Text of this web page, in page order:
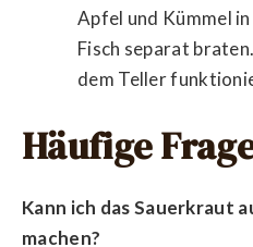
Apfel und Kümmel
Fisch separat
dem Teller
Häufige
Kann ich das Sauerkraut
machen?